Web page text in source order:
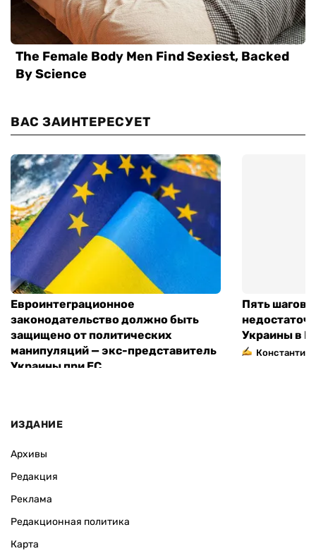
ВАС ЗАИНТЕРЕСУЕТ
Евроинтеграционное
законодательство должно быть
защищено от политических
манипуляций — экс-представитель
Украины при ЕС
Пять шагов
Украины в
Константин
ИЗДАНИЕ
Архивы
Редакция
Реклама
Редакционная политика
Карта